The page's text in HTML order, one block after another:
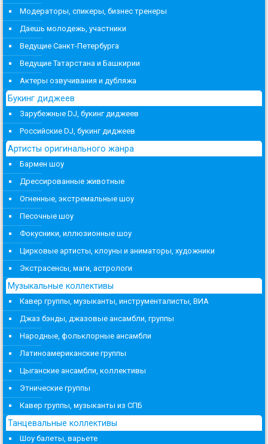
Модераторы, спикеры, бизнес тренеры
Даешь молодежь, участники
Ведущие Санкт-Петербурга
Ведущие Татарстана и Башкирии
Актеры озвучивания и дубляжа
Букинг диджеев
Зарубежные DJ, букинг диджеев
Российские DJ, букинг диджеев
Артисты оригинального жанра
Бармен шоу
Дрессированные животные
Огненные, экстремальные шоу
Песочные шоу
Фокусники, иллюзионные шоу
Цирковые артисты, клоуны и аниматоры, художники
Экстрасенсы, маги, астрологи
Музыкальные коллективы
Кавер группы, музыканты, инструменталисты, ВИА
Джаз бэнды, джазовые ансамбли, группы
Народные, фольклорные ансамбли
Латиноамериканские группы
Цыганские ансамбли, коллективы
Этнические группы
Кавер группы, музыканты из СПБ
Танцевальные коллективы
Шоу балеты, варьете